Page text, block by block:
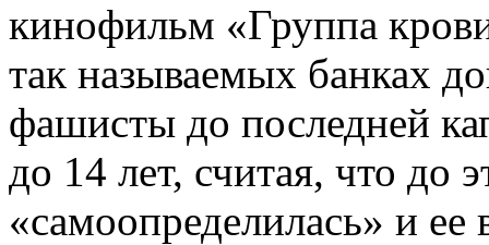
кинофильм «Группа
так называемых банках
фашисты до последней
до 14 лет, считая, что до
«самоопределилась» и